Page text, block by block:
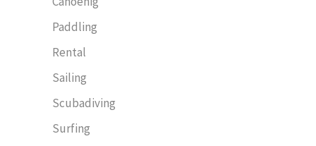
Paddling
Rental
Sailing
Scubadiving
Surfing